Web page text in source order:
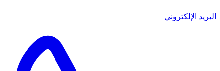
البريد الإلكتروني